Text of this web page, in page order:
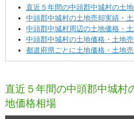
直近５年間の中頭郡中城村の土
中頭郡中城村の土地売却実績・
中頭郡中城村周辺の土地価格・
中頭郡中城村の土地価格・土地
都道府県ごとに土地価格・土地
直近５年間の中頭郡中城村
地価格相場